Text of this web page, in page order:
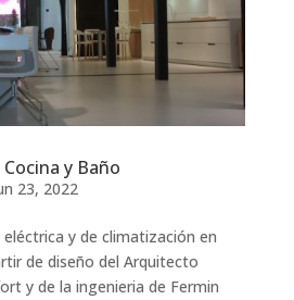
y Baño
23, 2022
y de climatización en
de diseño del Arquitecto
y de la ingenieria de Fermin